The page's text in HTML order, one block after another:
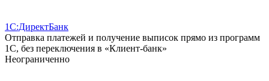
1С:ДиректБанк
Отправка платежей и получение выписок прямо из программ
1С, без переключения в «Клиент-банк»
Неограниченно